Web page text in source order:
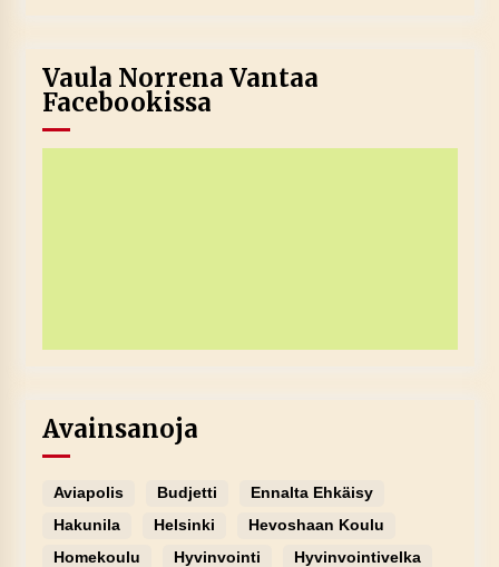
Vaula Norrena Vantaa
Facebookissa
Avainsanoja
Aviapolis Budjetti
Ennalta Ehkäisy
Hakunila
Helsinki
Hevoshaan Koulu
Homekoulu
Hyvinvointi
Hyvinvointivelka